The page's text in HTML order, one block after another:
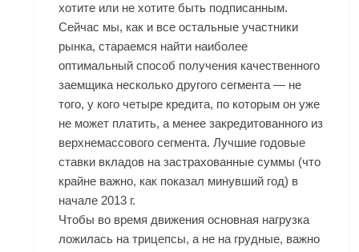
хотите или не хотите быть подписанным.
Сейчас мы, как и все остальные участники
рынка, стараемся найти наиболее
оптимальный способ получения качественного
заемщика несколько другого сегмента — не
того, у кого четыре кредита, по которым он уже
не может платить, а менее закредитованного из
верхнемассового сегмента. Лучшие годовые
ставки вкладов на застрахованные суммы (что
крайне важно, как показал минувший год) в
начале 2013 г.
Чтобы во время движения основная нагрузка
ложилась на трицепсы, а не на грудные, важно